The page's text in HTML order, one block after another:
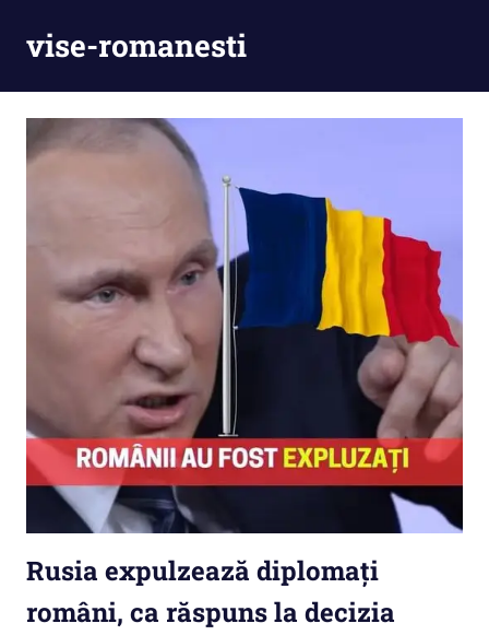
vise-romanesti
Rusia expulzează diplomați
români, ca răspuns la decizia